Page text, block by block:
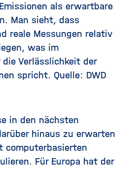
als erwartbare
Man sieht, dass
reale Messungen relativ
was im
Verlässlichkeit der
spricht. Quelle: DWD
in den nächsten
hinaus zu erwarten
computerbasierten
Für Europa hat der